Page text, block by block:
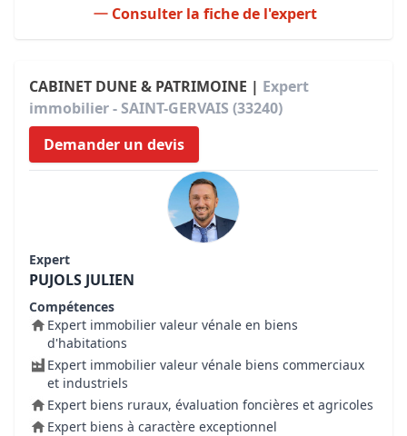
Consulter la fiche de l'expert
CABINET DUNE & PATRIMOINE | Expert
immobilier - SAINT-GERVAIS (33240)
Demander un devis
Expert
PUJOLS JULIEN
Compétences
Expert immobilier valeur vénale en biens
d'habitations
Expert immobilier valeur vénale biens commerciaux
et industriels
Expert biens ruraux, évaluation foncières et agricoles
Expert biens à caractère exceptionnel